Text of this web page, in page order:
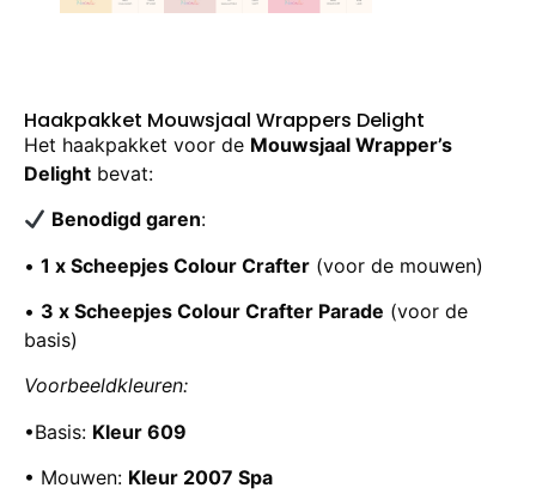
Haakpakket Mouwsjaal Wrappers Delight
Het haakpakket voor de Mouwsjaal Wrapper’s
Delight bevat:
Benodigd garen:
• 1 x Scheepjes Colour Crafter (voor de mouwen)
• 3 x Scheepjes Colour Crafter Parade (voor de
basis)
Voorbeeldkleuren:
•Basis: Kleur 609
• Mouwen: Kleur 2007 Spa